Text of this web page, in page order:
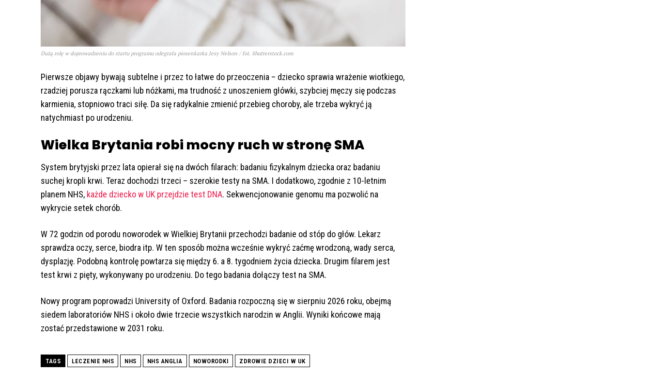
Dużą rolę w doprowadzeniu do startu programu odegrała piosenkarka Jesy Nelson / fot. Shutterstock.com
Pierwsze objawy bywają subtelne i przez to łatwe do przeoczenia – dziecko sprawia wrażenie wiotkiego,
rzadziej porusza rączkami lub nóżkami, ma trudność z unoszeniem główki, szybciej męczy się podczas
karmienia, stopniowo traci siłę. Da się radykalnie zmienić przebieg choroby, ale trzeba wykryć ją
natychmiast po urodzeniu.
Wielka Brytania robi mocny ruch w stronę SMA
System brytyjski przez lata opierał się na dwóch filarach: badaniu fizykalnym dziecka oraz badaniu
suchej kropli krwi. Teraz dochodzi trzeci – szerokie testy na SMA. I dodatkowo, zgodnie z 10-letnim
planem NHS, każde dziecko w UK przejdzie test DNA. Sekwencjonowanie genomu ma pozwolić na
wykrycie setek chorób.
W 72 godzin od porodu noworodek w Wielkiej Brytanii przechodzi badanie od stóp do głów. Lekarz
sprawdza oczy, serce, biodra itp. W ten sposób można wcześnie wykryć zaćmę wrodzoną, wady serca,
dysplazję. Podobną kontrolę powtarza się między 6. a 8. tygodniem życia dziecka. Drugim filarem jest
test krwi z pięty, wykonywany po urodzeniu. Do tego badania dołączy test na SMA.
Nowy program poprowadzi University of Oxford. Badania rozpoczną się w sierpniu 2026 roku, obejmą
siedem laboratoriów NHS i około dwie trzecie wszystkich narodzin w Anglii. Wyniki końcowe mają
zostać przedstawione w 2031 roku.
TAGS LECZENIE NHS NHS NHS ANGLIA NOWORODKI ZDROWIE DZIECI W UK